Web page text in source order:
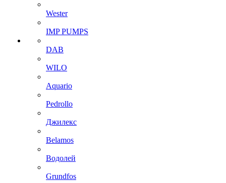
Wester
IMP PUMPS
DAB
WILO
Aquario
Pedrollo
Джилекс
Belamos
Водолей
Grundfos